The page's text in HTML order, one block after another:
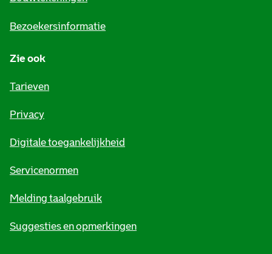
Bezoekersinformatie
Zie ook
Tarieven
Privacy
Digitale toegankelijkheid
Servicenormen
Melding taalgebruik
Suggesties en opmerkingen